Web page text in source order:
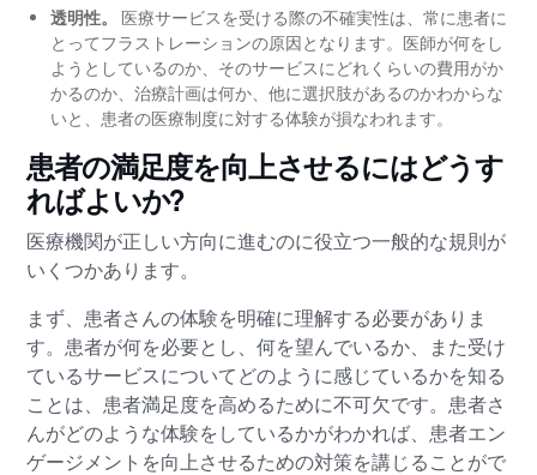
透明性。
医療サービスを受ける際の不確実性は、常に患者に
とってフラストレーションの原因となります。医師が何をし
ようとしているのか、そのサービスにどれくらいの費用がか
かるのか、治療計画は何か、他に選択肢があるのかわからな
いと、患者の医療制度に対する体験が損なわれます。
患者の満足度を向上させるにはどうす
ればよいか?
医療機関が正しい方向に進むのに役立つ一般的な規則が
いくつかあります。
まず、患者さんの体験を明確に理解する必要がありま
す。患者が何を必要とし、何を望んでいるか、また受け
ているサービスについてどのように感じているかを知る
ことは、患者満足度を高めるために不可欠です。患者さ
んがどのような体験をしているかがわかれば、患者エン
ゲージメントを向上させるための対策を講じることがで